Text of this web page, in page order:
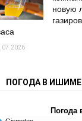
новую
ПОГОДА В ИШИМЕ